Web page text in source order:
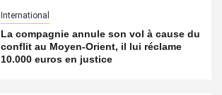
International
La compagnie annule son vol à cause du
conflit au Moyen-Orient, il lui réclame
10.000 euros en justice